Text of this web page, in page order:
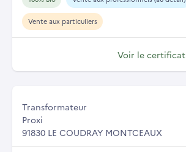
Vente aux particuliers
Voir le certificat
Transformateur
Proxi
91830 LE COUDRAY MONTCEAUX